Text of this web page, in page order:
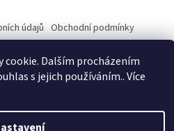
cookie. Dalším procházením
s jejich používáním.. Více
údajů Obchodní podmínky